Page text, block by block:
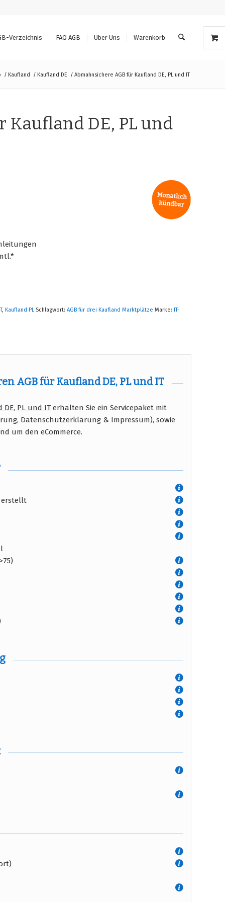
Verzeichnis FAQ AGB Über Uns Warenkorb
/ Kaufland / Kaufland DE / Abmahnsichere AGB für Kaufland DE, PL und IT
DE, PL und
,Kaufland PL Schlagwort:AGB für drei Kaufland Marktplätze Marke:IT-
AGB für Kaufland DE, PL und IT
PL und IT erhalten Sie ein Servicepaket mit
Datenschutzerklärung & Impressum), sowie
um den eCommerce.
erstellt